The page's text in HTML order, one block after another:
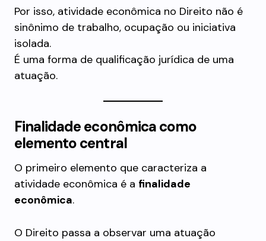
Por isso, atividade econômica no Direito não é
sinônimo de trabalho, ocupação ou iniciativa
isolada.
É uma forma de qualificação jurídica de uma
atuação.
Finalidade econômica como
elemento central
O primeiro elemento que caracteriza a
atividade econômica é a finalidade
econômica.
O Direito passa a observar uma atuação